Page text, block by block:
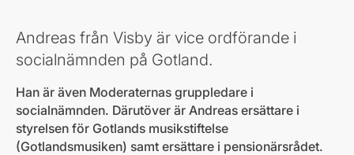
Andreas från Visby är vice ordförande i
socialnämnden på Gotland.
Han är även Moderaternas gruppledare i
socialnämnden. Därutöver är Andreas ersättare i
styrelsen för Gotlands musikstiftelse
(Gotlandsmusiken) samt ersättare i pensionärsrådet.